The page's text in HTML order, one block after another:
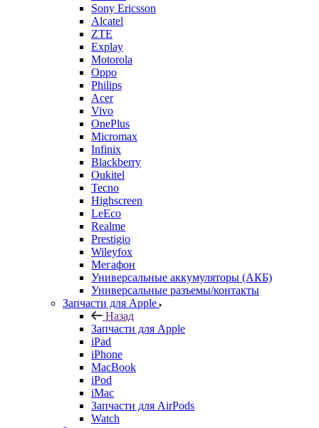
Sony Ericsson
Alcatel
ZTE
Explay
Motorola
Oppo
Philips
Acer
Vivo
OnePlus
Micromax
Infinix
Blackberry
Oukitel
Tecno
Highscreen
LeEco
Realme
Prestigio
Wileyfox
Мегафон
Универсальные аккумуляторы (АКБ)
Универсальные разъемы/контакты
Запчасти для Apple
Назад
Запчасти для Apple
iPad
iPhone
MacBook
iPod
iMac
Запчасти для AirPods
Watch